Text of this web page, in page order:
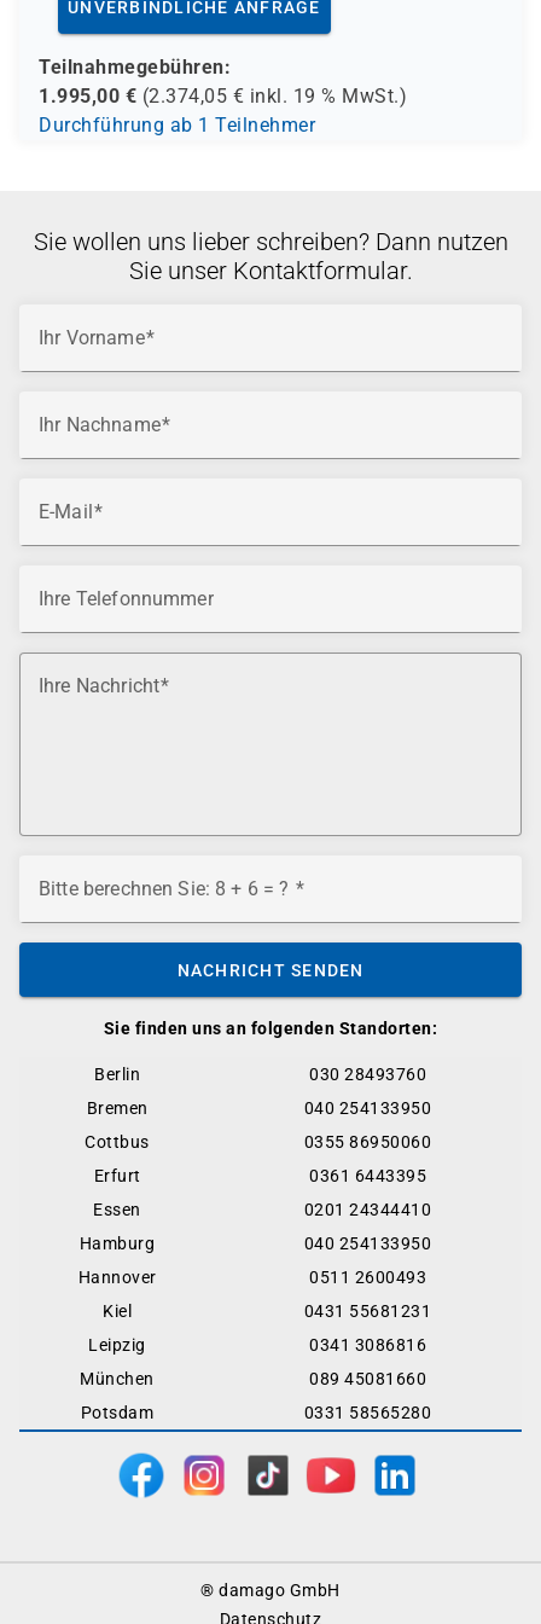
UNVERBINDLICHE ANFRAGE
Teilnahmegebühren:
1.995,00 € (2.374,05 € inkl. 19 % MwSt.)
Durchführung ab 1 Teilnehmer
Sie finden uns an folgenden Standorten:
Berlin
030 28493760
Bremen
040 254133950
Cottbus
0355 86950060
Erfurt
0361 6443395
Essen
0201 24344410
Hamburg
040 254133950
Hannover
0511 2600493
Kiel
0431 55681231
Leipzig
0341 3086816
München
089 45081660
Potsdam
0331 58565280
Sie wollen uns lieber schreiben? Dann nutzen
Sie unser Kontaktformular.
Ihr Vorname
Ihr Nachname
E-Mail
Ihre Telefonnummer
Ihre Nachricht
Bitte berechnen Sie: 8 + 6 = ?
NACHRICHT SENDEN
® damago GmbH
Datenschutz